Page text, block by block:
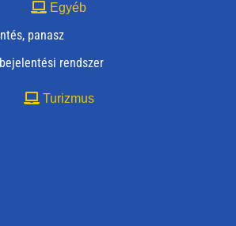
Egyéb
panasz
rendszer
Turizmus